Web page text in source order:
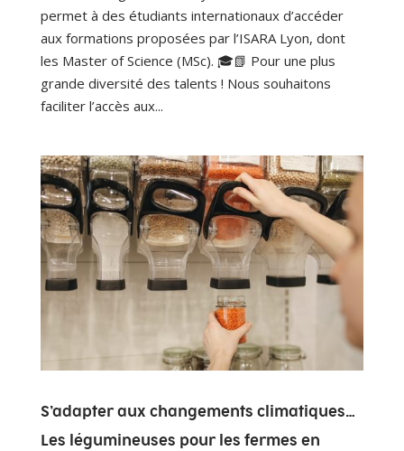
permet à des étudiants internationaux d’accéder
aux formations proposées par l’ISARA Lyon, dont
les Master of Science (MSc). 🎓📗 Pour une plus
grande diversité des talents ! Nous souhaitons
faciliter l’accès aux...
S’adapter aux changements climatiques…
Les légumineuses pour les fermes en